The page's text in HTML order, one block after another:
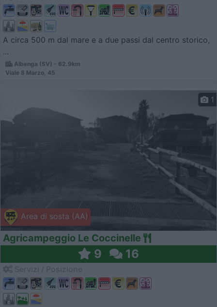
A circa 500 m dal mare e a due passi dal centro storico,
...
Albenga (SV) - 62.9km
Viale 8 Marzo, 45
Area di sosta (AA)
1
Agricampeggio Le Coccinelle
9 16